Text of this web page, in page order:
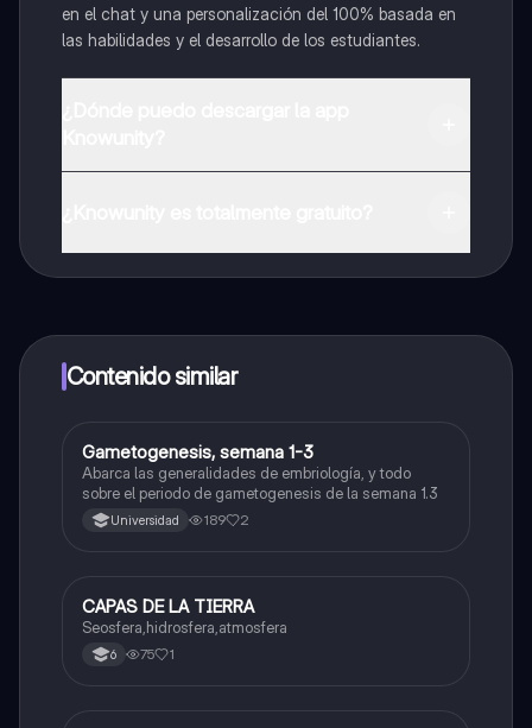
en el chat y una personalización del 100% basada en
las habilidades y el desarrollo de los estudiantes.
a determinadas funciones.
Contenido similar
GBiologia
Gametogenesis, semana 1-3
Abarca las generalidades de embriología, y todo
sobre el periodo de gametogenesis de la semana 1.3
Universidad 189 2
Biologia
CAPAS DE LA TIERRA
Seosfera,hidrosfera,atmosfera
6 75 1